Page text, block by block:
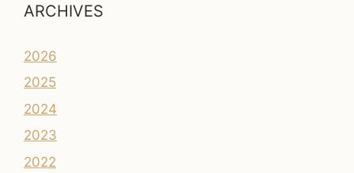
ARCHIVES
2026
2025
2024
2023
2022